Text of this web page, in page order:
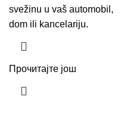
svežinu u vaš automobil,
dom ili kancelariju.
Прочитајте још